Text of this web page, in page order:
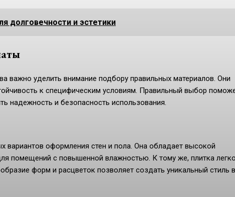
долговечности и эстетики
важно уделить внимание подбору правильных материалов. Они
к специфическим условиям. Правильный выбор
надежность и безопасность использования.
вариантов оформления стен и пола. Она обладает высокой
помещений с повышенной влажностью. К тому же, плитка
форм и расцветок позволяет создать уникальный стиль в